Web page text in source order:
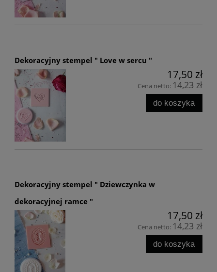
Dekoracyjny stempel " Love w sercu "
17,50 zł
Cena netto: 14,23 zł
do koszyka
Dekoracyjny stempel " Dziewczynka w
dekoracyjnej ramce "
17,50 zł
Cena netto: 14,23 zł
do koszyka